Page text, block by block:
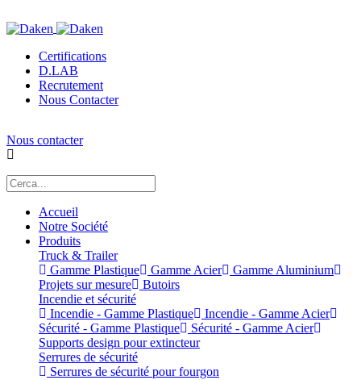
Certifications
D.LAB
Recrutement
Nous Contacter
Nous contacter
Accueil
Notre Société
Produits
Truck & Trailer
Gamme Plastique
Gamme Acier
Gamme Aluminium
Projets sur mesure
Butoirs
Incendie et sécurité
Incendie - Gamme Plastique
Incendie - Gamme Acier
Sécurité - Gamme Plastique
Sécurité - Gamme Acier
Supports design pour extincteur
Serrures de sécurité
Serrures de sécurité pour fourgon